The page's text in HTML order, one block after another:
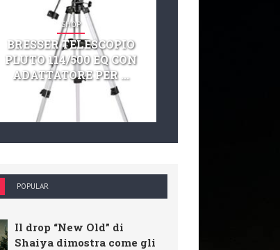
SHOP
BRESSER TELESCOPIO
PLUTO 114/500 EQ CON
ADATTATORE PER ...
POPULAR
Il drop “New Old” di
Shaiya dimostra come gli